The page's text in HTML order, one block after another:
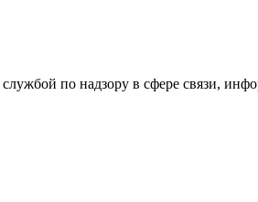
по надзору в сфере связи,